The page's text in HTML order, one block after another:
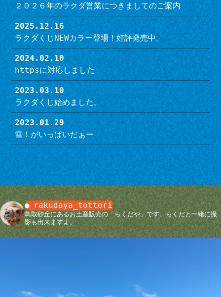
２０２６年のラクダ営業につきましてのご案内
2025.12.16
ラクダくじNEWカラー登場！好評発売中。
2024.02.10
httpsに対応しました
2023.03.10
ラクダくじ始めました。
2023.01.29
雪！がいっぱいだぁー
rakudaya_tottori
鳥取砂丘にあるお土産販売の「らくだや」です。らくだと一緒に撮
影も出来ますよ。